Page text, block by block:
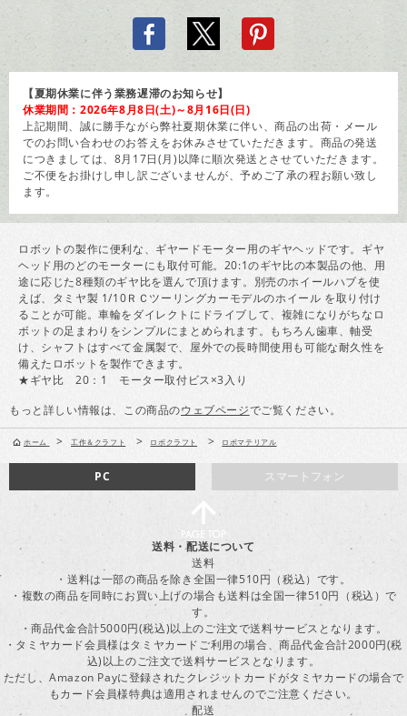
【夏期休業に伴う業務遅滞のお知らせ】
休業期間：2026年8月8日(土)～8月16日(日)
上記期間、誠に勝手ながら弊社夏期休業に伴い、商品の出荷・メール
でのお問い合わせのお答えをお休みさせていただきます。商品の発送
につきましては、8月17日(月)以降に順次発送とさせていただきます。
ご不便をお掛けし申し訳ございませんが、予めご了承の程お願い致し
ます。
ロボットの製作に便利な、ギヤードモーター用のギヤヘッドです。ギヤ
ヘッド用のどのモーターにも取付可能。20:1のギヤ比の本製品の他、用
途に応じた8種類のギヤ比を選んで頂けます。別売のホイールハブを使
えば、タミヤ製 1/10ＲＣツーリングカーモデルのホイール を取り付け
ることが可能。車輪をダイレクトにドライブして、複雑になりがちなロ
ボットの足まわりをシンプルにまとめられます。もちろん歯車、軸受
け、シャフトはすべて金属製で、屋外での長時間使用も可能な耐久性を
備えたロボットを製作できます。
★ギヤ比 20：1 モーター取付ビス×3入り
もっと詳しい情報は、この商品のウェブページでご覧ください。
ホーム > 工作＆クラフト > ロボクラフト > ロボマテリアル
スマートフォン
PC
送料・配送について
送料
・送料は一部の商品を除き全国一律510円（税込）です。
・複数の商品を同時にお買い上げの場合も送料は全国一律510円（税込）で
す。
・商品代金合計5000円(税込)以上のご注文で送料サービスとなります。
・タミヤカード会員様はタミヤカードご利用の場合、商品代金合計2000円(税
込)以上のご注文で送料サービスとなります。
ただし、Amazon Payに登録されたクレジットカードがタミヤカードの場合で
もカード会員様特典は適用されませんのでご注意ください。
配送